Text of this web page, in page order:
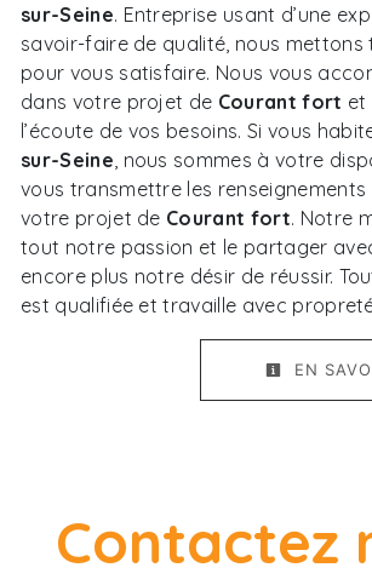
sur-Seine. Entreprise usant d’une
savoir-faire de qualité, nous mettons
pour vous satisfaire. Nous vous
dans votre projet de Courant fort et
l’écoute de vos besoins. Si vous
sur-Seine , nous sommes à votre
vous transmettre les renseignements
votre projet de Courant fort. Notre
tout notre passion et le partager
encore plus notre désir de réussir.
est qualifiée et travaille avec
EN
Contactez